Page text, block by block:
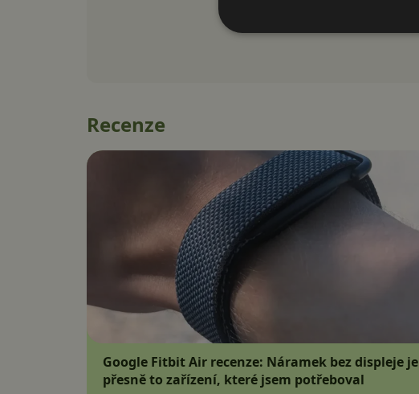
Recenze
Google Fitbit Air recenze: Náramek bez displeje je
přesně to zařízení, které jsem potřeboval